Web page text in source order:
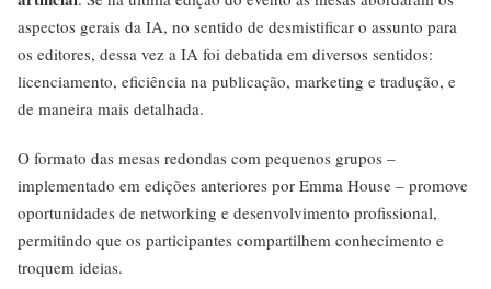
aspectos gerais da IA, no sentido de desmistificar o assunto para
os editores, dessa vez a IA foi debatida em diversos sentidos:
licenciamento, eficiência na publicação, marketing e tradução, e
de maneira mais detalhada.
O formato das mesas redondas com pequenos grupos –
implementado em edições anteriores por Emma House – promove
oportunidades de networking e desenvolvimento profissional,
permitindo que os participantes compartilhem conhecimento e
troquem ideias.